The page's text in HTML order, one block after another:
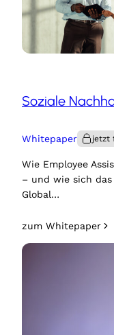
Soziale
Whitepaper
Wie Employee
– und wie sich
Global…
zum Whitepaper